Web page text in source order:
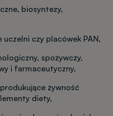
biosyntezy,
czy placówek PAN,
spożywczy,
i farmaceutyczny,
żywność
diety,